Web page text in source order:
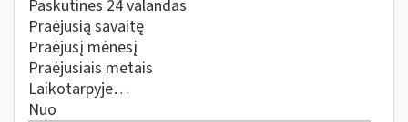
Paskutines 24 valandas
Praėjusią savaitę
Praėjusį mėnesį
Praėjusiais metais
Laikotarpyje…
Nuo